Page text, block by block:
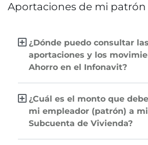
Aportaciones de mi patrón
¿Dónde puedo consultar las
aportaciones y los
Ahorro en el Infonavit?
¿Cuál es el monto que
mi empleador (patrón) a mi
Subcuenta de Vivienda?